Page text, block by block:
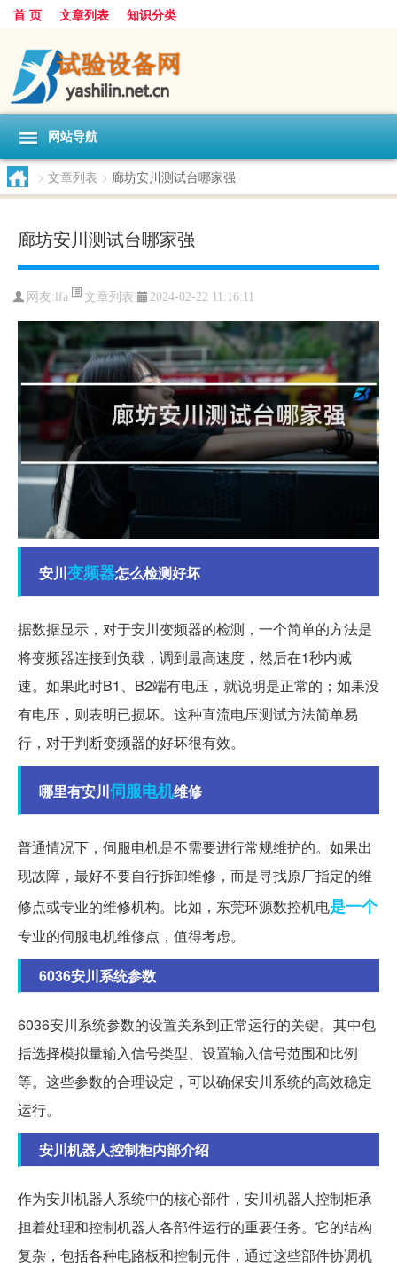
首 页 文章列表 知识分类
网站导航
> 文章列表 > 廊坊安川测试台哪家强
廊坊安川测试台哪家强
网友: lfa 文章列表 2024-02-22 11:16:11
安川变频器怎么检测好坏
据数据显示，对于安川变频器的检测，一个简单的方法是
将变频器连接到负载，调到最高速度，然后在1秒内减
速。如果此时B1、B2端有电压，就说明是正常的；如果没
有电压，则表明已损坏。这种直流电压测试方法简单易
行，对于判断变频器的好坏很有效。
哪里有安川伺服电机维修
普通情况下，伺服电机是不需要进行常规维护的。如果出
现故障，最好不要自行拆卸维修，而是寻找原厂指定的维
修点或专业的维修机构。比如，东莞环源数控机电是一个
专业的伺服电机维修点，值得考虑。
6036安川系统参数
6036安川系统参数的设置关系到正常运行的关键。其中包
括选择模拟量输入信号类型、设置输入信号范围和比例
等。这些参数的合理设定，可以确保安川系统的高效稳定
运行。
安川机器人控制柜内部介绍
作为安川机器人系统中的核心部件，安川机器人控制柜承
担着处理和控制机器人各部件运行的重要任务。它的结构
复杂，包括各种电路板和控制元件，通过这些部件协调机